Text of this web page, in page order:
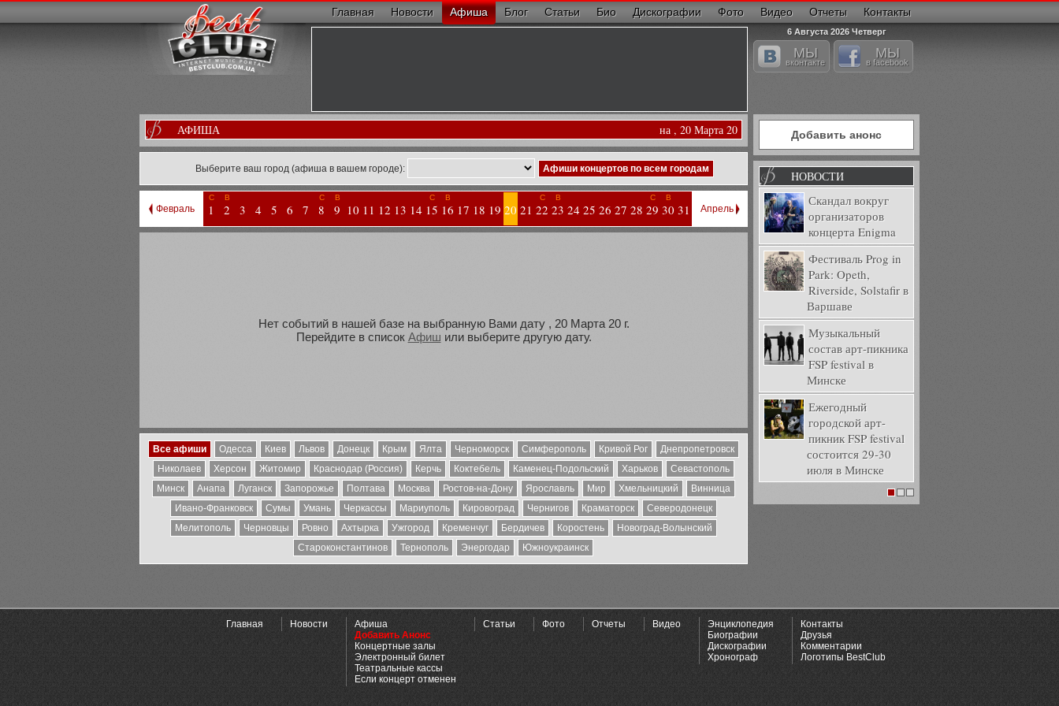
Главная Новости Афиша Блог Статьи Био Дискографии Фото Видео Отчеты Контакты
6 Августа 2026 Четверг
МЫ
вконтакте
МЫ
в facebook
АФИША на , 20 Марта 20
Выберите ваш город (афиша в вашем городе): Афиши концертов по всем городам
Февраль
С
1
В
2 3 4 5 6 7
С
8
В
9 10 11 12 13 14
С
15
В
16 17 18 19 20 21
С
22
В
23 24 25 26 27 28
С
29
В
30 31 Апрель
Нет событий в нашей базе на выбранную Вами дату , 20 Марта 20 г.
Перейдите в список Афиш или выберите другую дату.
Все афиши Одесса Киев Львов Донецк Крым Ялта Черноморск Симферополь Кривой Рог
Днепропетровск
Николаев
Херсон Житомир Краснодар (Россия) Керчь Коктебель Каменец-Подольский Харьков
Севастополь
Минск
Анапа Луганск Запорожье Полтава Москва Ростов-на-Дону Ярославль Мир Хмельницкий
Винница
Ивано-Франковск
Сумы Умань Черкассы Мариуполь Кировоград Чернигов Краматорск
Северодонецк
Мелитополь
Черновцы Ровно Ахтырка Ужгород Кременчуг Бердичев Коростень
Новоград-Волынский
Староконстантинов
Тернополь Энергодар Южноукраинск
Добавить анонс
НОВОСТИ
Скандал вокруг
организаторов
концерта Enigma
Фестиваль Prog in
Park: Opeth,
Riverside, Solstafir в
Варшаве
Музыкальный
состав арт-пикника
FSP festival в
Минске
Ежегодный
городской арт-
пикник FSP festival
состоится 29-30
июля в Минске
Главная Новости
Афиша
Добавить Анонс
Концертные залы
Электронный билет
Театральные кассы
Если концерт отменен
Статьи Фото Отчеты Видео
Энциклопедия
Биографии
Дискографии
Хронограф
Контакты
Друзья
Комментарии
Логотипы BestClub